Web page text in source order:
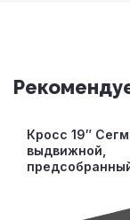
Кросс 19″
выдвижной,
черный